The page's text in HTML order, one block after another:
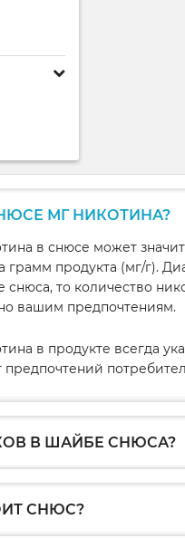
МГ НИКОТИНА?
в снюсе может
грамм продукта (мг/г).
снюса, то количество
вашим предпочтениям.
в продукте всегда
предпочтений
В ШАЙБЕ СНЮСА?
СНЮС?